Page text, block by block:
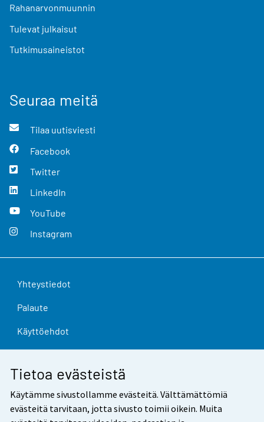
Tietoa evästeistä
Käytämme sivustollamme evästeitä. Välttämättömiä
evästeitä tarvitaan, jotta sivusto toimii oikein. Muita
Rahanarvonmuunnin
Tulevat julkaisut
Tutkimusaineistot
Seuraa meitä
Tilaa uutisviesti
Facebook
Twitter
LinkedIn
YouTube
Instagram
Yhteystiedot
Palaute
Käyttöehdot
Saavutettavuus
Tietoa sivustosta